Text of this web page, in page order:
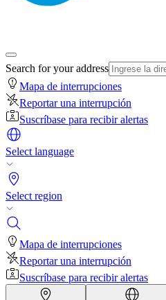
Search for your address
Mapa de interrupciones
Reportar una interrupción
Suscríbase para recibir alertas
Select language
Select region
Mapa de interrupciones
Reportar una interrupción
Suscríbase para recibir alertas